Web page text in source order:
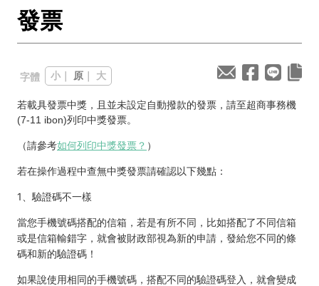
發票
字體 小｜ 原｜ 大
若載具發票中獎，且並未設定自動撥款的發票，請至超商事務機
(7-11 ibon)列印中獎發票。
（請參考如何列印中獎發票？ ）
若在操作過程中查無中獎發票請確認以下幾點：
1、驗證碼不一樣
當您手機號碼搭配的信箱，若是有所不同，比如搭配了不同信箱
或是信箱輸錯字，就會被財政部視為新的申請，發給您不同的條
碼和新的驗證碼！
如果說使用相同的手機號碼，搭配不同的驗證碼登入，就會變成